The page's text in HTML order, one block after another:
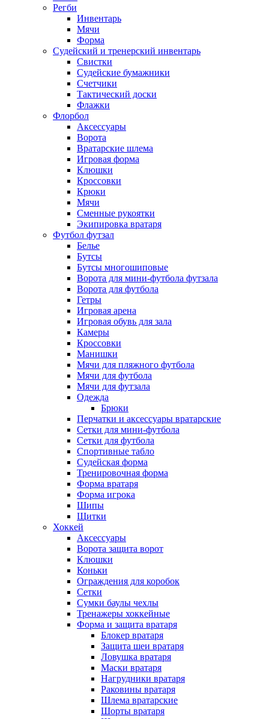
Регби
Инвентарь
Мячи
Форма
Судейский и тренерский инвентарь
Свистки
Судейские бумажники
Счетчики
Тактический доски
Флажки
Флорбол
Аксессуары
Ворота
Вратарские шлема
Игровая форма
Клюшки
Кроссовки
Крюки
Мячи
Сменные рукоятки
Экипировка вратаря
Футбол футзал
Белье
Бутсы
Бутсы многошиповые
Ворота для мини-футбола футзала
Ворота для футбола
Гетры
Игровая арена
Игровая обувь для зала
Камеры
Кроссовки
Манишки
Мячи для пляжного футбола
Мячи для футбола
Мячи для футзала
Одежда
Брюки
Перчатки и аксессуары вратарские
Сетки для мини-футбола
Сетки для футбола
Спортивные табло
Судейская форма
Тренировочная форма
Форма вратаря
Форма игрока
Шипы
Щитки
Хоккей
Аксессуары
Ворота защита ворот
Клюшки
Коньки
Ограждения для коробок
Сетки
Сумки баулы чехлы
Тренажеры хоккейные
Форма и защита вратаря
Блокер вратаря
Защита шеи вратаря
Ловушка вратаря
Маски вратаря
Нагрудники вратаря
Раковины вратаря
Шлема вратарские
Шорты вратаря